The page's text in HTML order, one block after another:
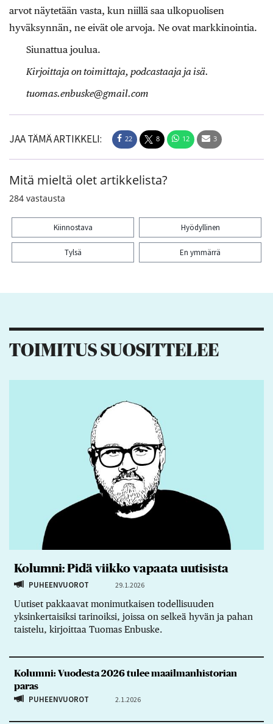
arvot näytetään vasta, kun niillä saa ulkopuolisen
hyväksynnän, ne eivät ole arvoja. Ne ovat markkinointia.
Siunattua joulua.
Kirjoittaja on toimittaja, podcastaaja ja isä.
tuomas.enbuske@gmail.com
JAA TÄMÄ ARTIKKELI: 22 8 12 3
Mitä mieltä olet artikkelista?
284 vastausta
Kiinnostava Hyödyllinen
Tylsä En ymmärrä
TOIMITUS SUOSITTELEE
Kolumni: Pidä viikko vapaata uutisista
PUHEENVUOROT 29.1.2026
Uutiset pakkaavat monimutkaisen todellisuuden
yksinkertaisiksi tarinoiksi, joissa on selkeä hyvän ja pahan
taistelu, kirjoittaa Tuomas Enbuske.
Kolumni: Vuodesta 2026 tulee maailmanhistorian
paras
PUHEENVUOROT 2.1.2026